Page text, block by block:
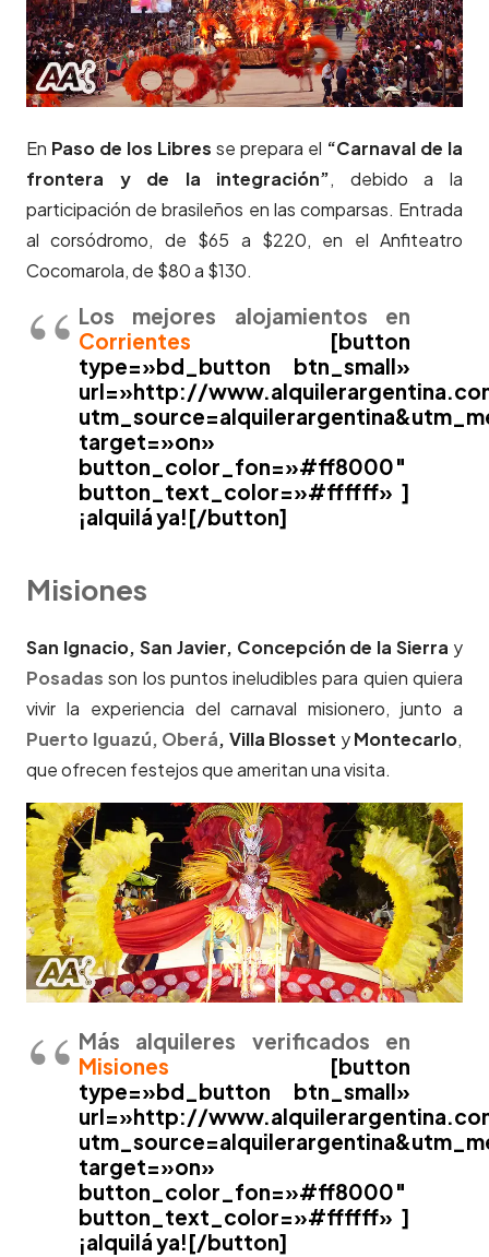
En Paso de los Libres se prepara el “Carnaval de la
frontera y de la integración”, debido a la
participación de brasileños en las comparsas. Entrada
al corsódromo, de $65 a $220, en el Anfiteatro
Cocomarola, de $80 a $130.
Los mejores alojamientos en
Corrientes [button
type=»bd_button btn_small»
url=»http://
target=»on»
button_color_fon=»#ff8000″
button_text_color=»#ffffff» ]
¡alquilá ya![/button]
Misiones
San Ignacio, San Javier, Concepción de la Sierra y
Posadas son los puntos ineludibles para quien quiera
vivir la experiencia del carnaval misionero, junto a
Puerto Iguazú, Oberá, Villa Blosset yMontecarlo,
que ofrecen festejos que ameritan una visita.
Más alquileres verificados en
Misiones [button
type=»bd_button btn_small»
url=»http://
target=»on»
button_color_fon=»#ff8000″
button_text_color=»#ffffff» ]
¡alquilá ya![/button]